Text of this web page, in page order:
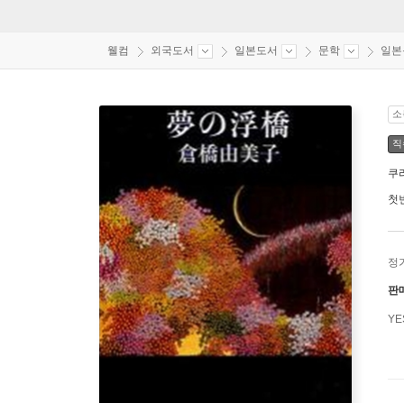
웰컴 외국도서 일본도서 문학 일
쿠
첫
정
판